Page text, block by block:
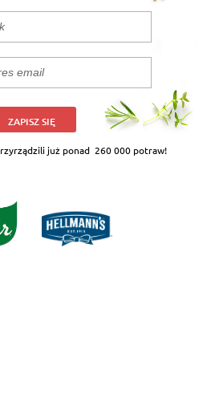
ZAPISZ SIĘ
już ponad 260 000 potraw!